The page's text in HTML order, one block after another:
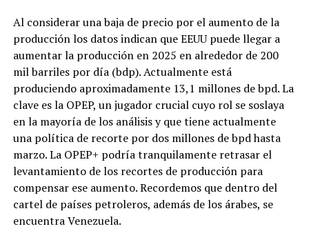
Al considerar una baja de precio por el aumento de la
producción los datos indican que EEUU puede llegar a
aumentar la producción en 2025 en alrededor de 200
mil barriles por día (bdp). Actualmente está
produciendo aproximadamente 13,1 millones de bpd. La
clave es la OPEP, un jugador crucial cuyo rol se soslaya
en la mayoría de los análisis y que tiene actualmente
una política de recorte por dos millones de bpd hasta
marzo. La OPEP+ podría tranquilamente retrasar el
levantamiento de los recortes de producción para
compensar ese aumento. Recordemos que dentro del
cartel de países petroleros, además de los árabes, se
encuentra Venezuela.